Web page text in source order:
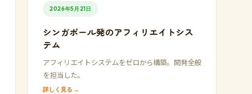
2026年5月21日
シンガポール発のアフィリエイトシス
テム
アフィリエイトシステムをゼロから構築。開発全般
を担当した。
詳しく見る →